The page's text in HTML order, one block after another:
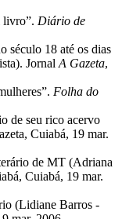
livro”. Diário de
século 18 até os dias
JornalA Gazeta,
Folha do
de seu rico acervo
Cuiabá, 19 mar.
de MT (Adriana
Cuiabá, 19 mar.
(Lidiane Barros -